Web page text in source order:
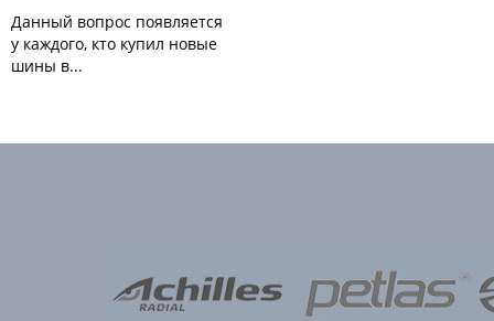
Данный вопрос появляется
у каждого, кто купил новые
шины в...